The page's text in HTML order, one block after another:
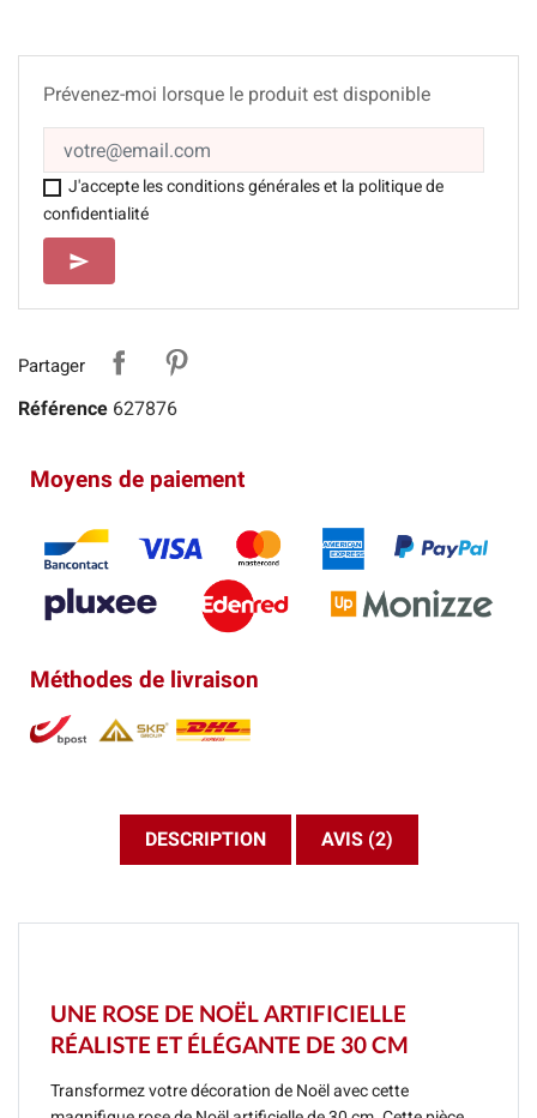
Prévenez-moi lorsque le produit est disponible
J'accepte les conditions générales et la politique de
confidentialité
SEND
send
Partager
Référence 627876
Moyens de paiement
Méthodes de livraison
DESCRIPTION AVIS (2)
UNE ROSE DE NOËL ARTIFICIELLE
RÉALISTE ET ÉLÉGANTE DE 30 CM
Transformez votre décoration de Noël avec cette